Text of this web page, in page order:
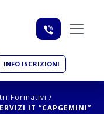
INFO ISCRIZIONI
Formativi /
IT “CAPGEMINI”